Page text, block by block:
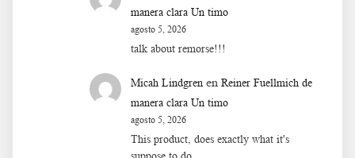
manera clara Un timo
agosto 5, 2026
talk about remorse!!!
Micah Lindgren en Reiner Fuellmich de
manera clara Un timo
agosto 5, 2026
This product, does exactly what it's